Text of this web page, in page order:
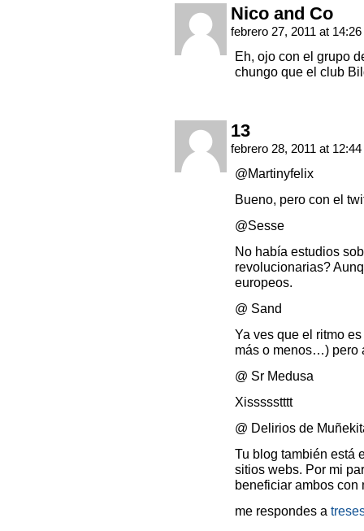
Nico and Co
febrero 27, 2011 at 14:26
Eh, ojo con el grupo
chungo que el club
13
febrero 28, 2011 at 12:44
@Martinyfelix
Bueno, pero con el
@Sesse
No había estudios
revolucionarias?
europeos.
@ Sand
Ya ves que el ritmo
más o menos…) pero
@ Sr Medusa
Xissssstttt
@ Delirios de
Tu blog también está
sitios webs. Por mi
beneficiar ambos con
me respondes a